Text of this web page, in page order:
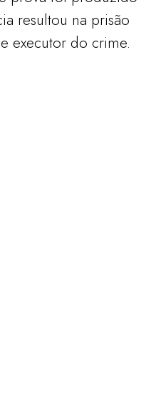
resultou na prisão
executor do crime.